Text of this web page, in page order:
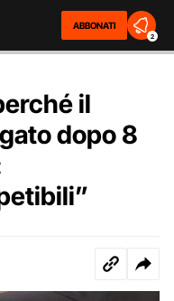
ABBONATI
2
il
dopo 8